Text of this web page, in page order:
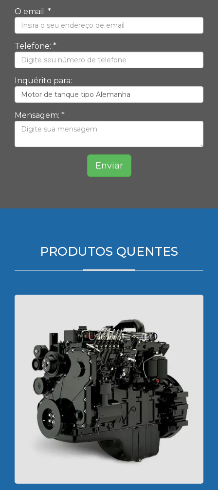
O email: *
Telefone: *
Inquérito para:
Mensagem: *
Enviar
PRODUTOS QUENTES